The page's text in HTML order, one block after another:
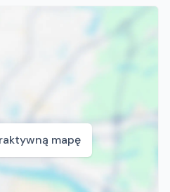
mapę